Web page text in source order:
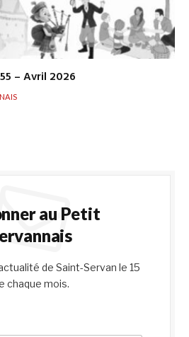
– Avril 2026
au Petit
de Saint-Servan le 15
chaque mois.